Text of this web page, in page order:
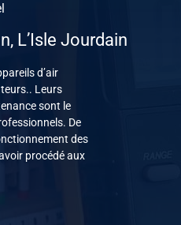
L’Isle Jourdain
d’air
Leurs
sont le
De
des
procédé aux